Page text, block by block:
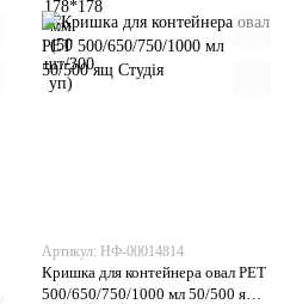
Артикул: НФ-00014814
Кришка для контейнера овал РЕТ
500/650/750/1000 мл 50/500 ящ